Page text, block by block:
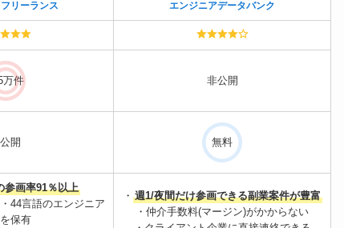
リーランス エンジニアデータバンク
万件 非公開
開 無料
参画率91％以上
44言語のエンジニア
保有
・ 週1/夜間だけ参画できる副業案件が豊富
・仲介手数料(マージン)がかからない